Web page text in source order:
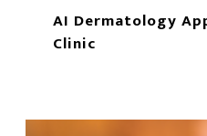
AI Dermatology
Clinic